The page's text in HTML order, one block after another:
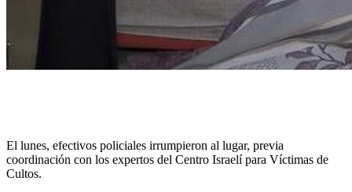
El lunes, efectivos policiales irrumpieron al lugar, previa
coordinación con los expertos del Centro Israelí para Víctimas de
Cultos.